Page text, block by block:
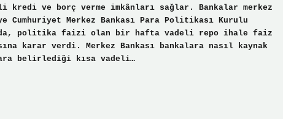
kredi ve borç verme imkânları sağlar. Bankalar merkez
Cumhuriyet Merkez Bankası Para Politikası Kurulu
politika faizi olan bir hafta vadeli repo ihale faiz
karar verdi. Merkez Bankası bankalara nasıl kaynak
belirlediği kısa vadeli…